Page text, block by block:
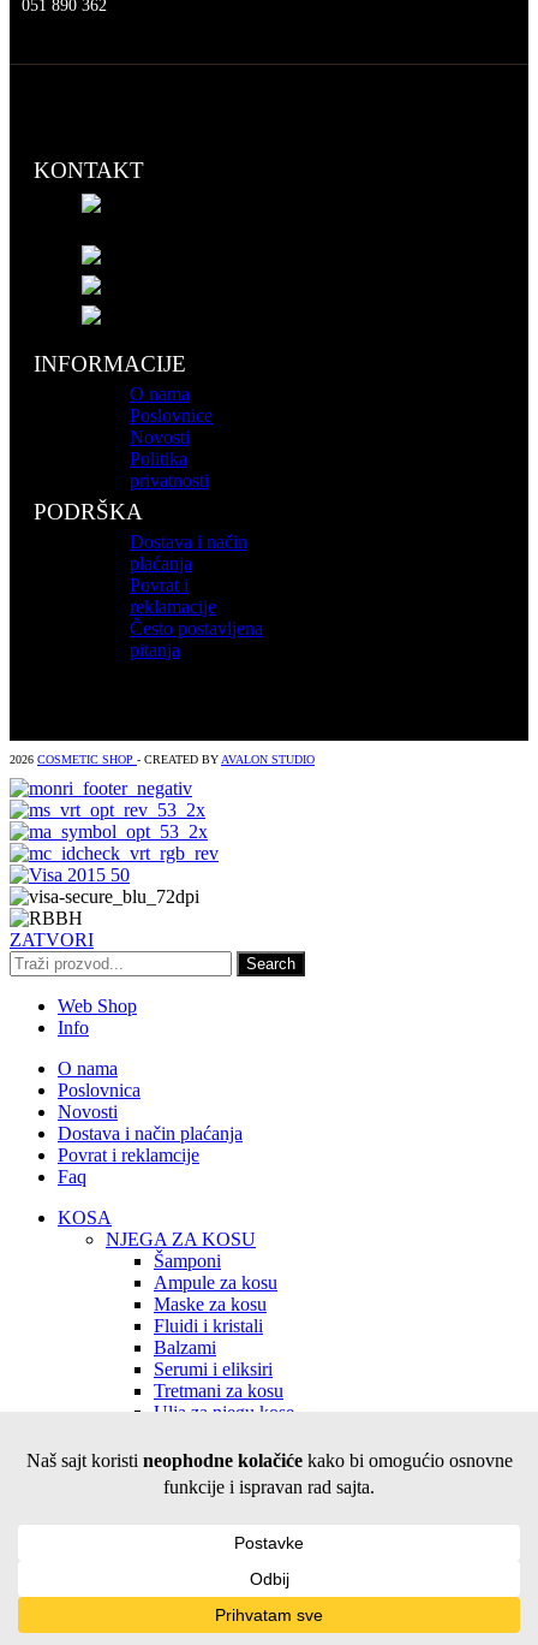
051 890 362
KONTAKT
INFORMACIJE
O nama
Poslovnice
Novosti
Politika
privatnosti
PODRŠKA
Dostava i način
plaćanja
Povrat i
reklamacije
Često postavljena
pitanja
2026 COSMETIC SHOP - CREATED BY AVALON STUDIO
ZATVORI
Search
Web Shop
Info
O nama
Poslovnica
Novosti
Dostava i način plaćanja
Povrat i reklamcije
Faq
KOSA
NJEGA ZA KOSU
Šamponi
Ampule za kosu
Maske za kosu
Fluidi i kristali
Balzami
Serumi i eliksiri
Tretmani za kosu
Ulja za njegu kose
STYLING KOSE
Voskovi za kosu
Gelovi za kosu
Kreme, paste i pomade
BOJENJE KOSE
Boje za kosu